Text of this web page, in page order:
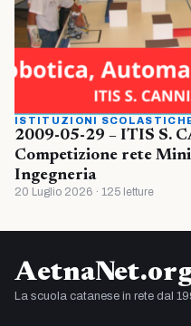
ISTITUZIONI
2009-05-29 – ITIS S.
Competizione rete
Ingegneria
20 Luglio 2026 · 125 letture
La scuola catanese in rete dal